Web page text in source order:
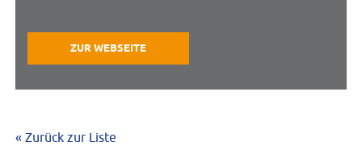
ZUR WEBSEITE
« Zurück zur Liste